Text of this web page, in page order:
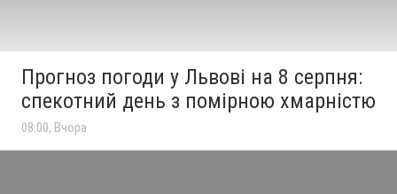
Прогноз погоди у Львові на 8 серпня:
спекотний день з помірною хмарністю
08:00, Вчора